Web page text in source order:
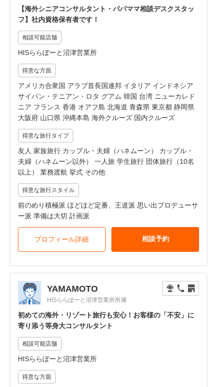
【海外シニアコンサルタント・パパママ相談デスクスタッ
フ】社内資格保有者です！
相談可能店舗
HISららぽーと沼津営業所
得意な方面
アメリカ合衆国 アラブ首長国連邦 イタリア インドネシア
サイパン・テニアン・ロタ グアム 韓国 台湾 ニューカレド
ニア フランス 香港 オアフ島 北海道 青森県 東京都 静岡県
大阪府 山口県 沖縄本島 海外クルーズ 国内クルーズ
得意な旅行タイプ
友人 家族旅行 カップル・夫婦（ハネムーン） カップル・
夫婦（ハネムーン以外） 一人旅 学生旅行 団体旅行（10名
以上） 業務渡航 挙式 その他
得意な旅行スタイル
前のめり積極派 ほどほど定番、王道派 思い出プロデューサ
ー派 準備は大切 計画派
プロフィール詳細 相談予約
YAMAMOTO
HISららぽーと沼津営業所所属
初めての海外・リゾート旅行も安心！お客様の「不安」に
寄り添う等身大コンサルタント
相談可能店舗
HISららぽーと沼津営業所
得意な方面